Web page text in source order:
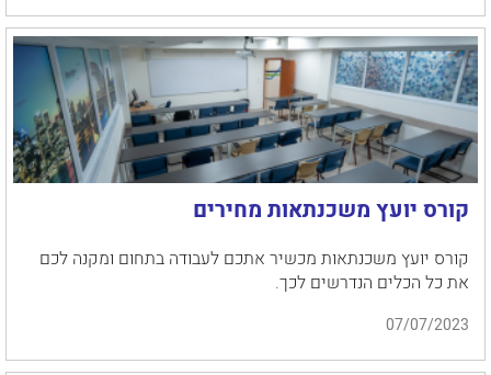
קורס יועץ משכנתאות מחירים
קורס יועץ משכנתאות מכשיר אתכם לעבודה בתחום ומקנה לכם
את כל הכלים הנדרשים לכך.
07/07/2023